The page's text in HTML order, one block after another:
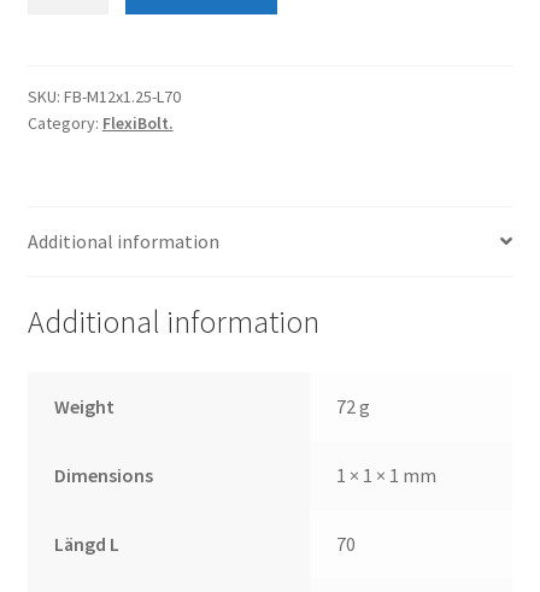
SKU: FB-M12x1.25-L70
Category: FlexiBolt.
Additional information
Additional information
Weight 72 g
Dimensions 1 × 1 × 1 mm
Längd L 70